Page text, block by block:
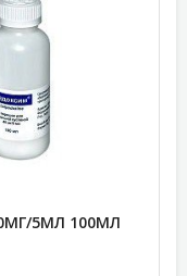
5МЛ 100МЛ